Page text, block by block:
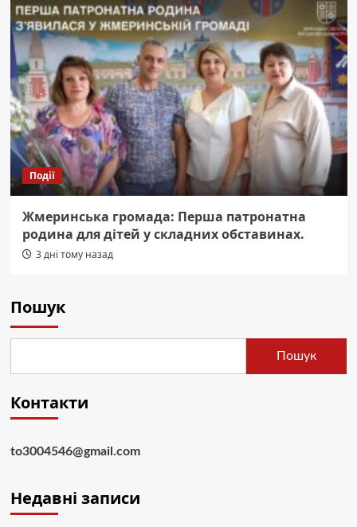
Події
Жмеринська громада: Перша патронатна
родина для дітей у складних обставинах.
3 дні тому назад
Пошук
Пошук
Контакти
to3004546@gmail.com
Недавні записи